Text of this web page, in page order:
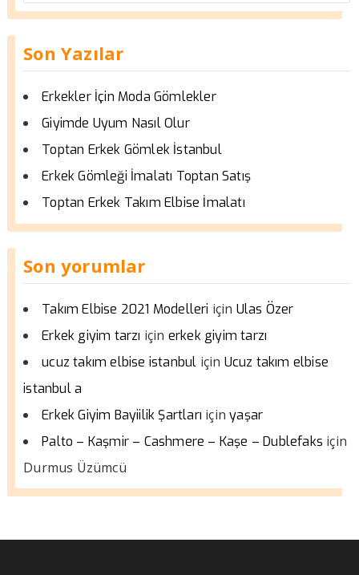
Son Yazılar
Erkekler İçin Moda Gömlekler
Giyimde Uyum Nasıl Olur
Toptan Erkek Gömlek İstanbul
Erkek Gömleği İmalatı Toptan Satış
Toptan Erkek Takım Elbise İmalatı
Son yorumlar
Takım Elbise 2021 Modelleri için Ulas Özer
Erkek giyim tarzı için erkek giyim tarzı
ucuz takım elbise istanbul için Ucuz takım elbise
istanbul a
Erkek Giyim Bayiilik Şartları içinyaşar
Palto – Kaşmir – Cashmere – Kaşe – Dublefaks için
Durmus Üzümcü